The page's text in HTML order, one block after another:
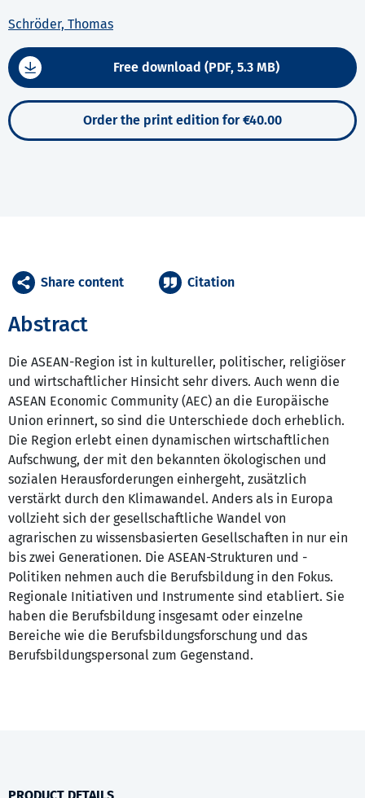
Schröder, Thomas
Free download (PDF, 5.3 MB)
Order the print edition for €40.00
Abstract
Die ASEAN-Region ist in kultureller, politischer, religiöser
und wirtschaftlicher Hinsicht sehr divers. Auch wenn die
ASEAN Economic Community (AEC) an die Europäische
Union erinnert, so sind die Unterschiede doch erheblich.
Die Region erlebt einen dynamischen wirtschaftlichen
Aufschwung, der mit den bekannten ökologischen und
sozialen Herausforderungen einhergeht, zusätzlich
verstärkt durch den Klimawandel. Anders als in Europa
vollzieht sich der gesellschaftliche Wandel von
agrarischen zu wissensbasierten Gesellschaften in nur ein
bis zwei Generationen. Die ASEAN-Strukturen und -
Politiken nehmen auch die Berufsbildung in den Fokus.
Regionale Initiativen und Instrumente sind etabliert. Sie
haben die Berufsbildung insgesamt oder einzelne
Bereiche wie die Berufsbildungsforschung und das
Berufsbildungspersonal zum Gegenstand.
Share content Citation